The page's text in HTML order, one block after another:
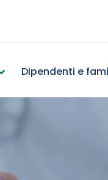
Dipendenti e